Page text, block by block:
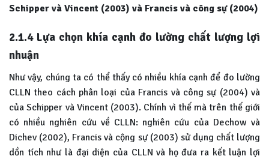
Schipper và Vincent (2003) và Francis và công sự (2004)
2.1.4 Lựa chọn khía cạnh đo lường chất lượng lợi
nhuận
Như vậy, chúng ta có thể thấy có nhiều khía cạnh để đo lường
CLLN theo cách phân loại của Francis và công sự (2004) và
của Schipper và Vincent (2003). Chính vì thế mà trên thế giới
có nhiều nghiên cứu về CLLN: nghiên cứu của Dechow và
Dichev (2002), Francis và cộng sự (2003) sử dụng chất lượng
dồn tích như là đại diện của CLLN và họ đưa ra kết luận lợi